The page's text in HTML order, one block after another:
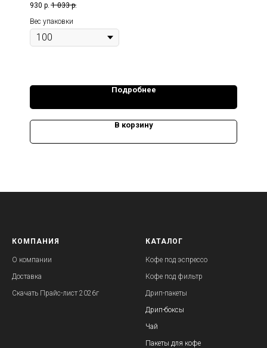
930 р. 1 033 р.
Вес упаковки
Подробнее
В корзину
КОМПАНИЯ
О компании
Доставка
Скачать Прайс-лист2026г
КАТАЛОГ
Кофе под эспрессо
Кофе под фильтр
Дрип-пакеты
Дрип-боксы
Чай
Пакеты для кофе